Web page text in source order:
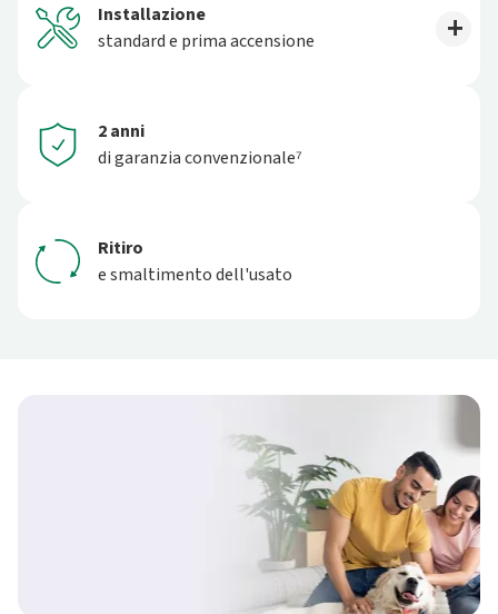
Installazione
standard e prima accensione
2 anni
di garanzia convenzionale⁷
Ritiro
e smaltimento dell'usato